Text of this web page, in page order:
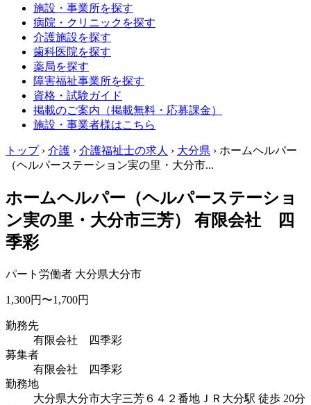
施設・事業所を探す
病院・クリニックを探す
介護施設を探す
歯科医院を探す
薬局を探す
障害福祉事業所を探す
資格・試験ガイド
掲載のご案内（掲載無料・応募課金）
施設・事業者様はこちら
トップ › 介護 › 介護福祉士の求人 › 大分県 › ホームヘルパー
（ヘルパーステーション実の里・大分市...
ホームヘルパー（ヘルパーステーショ
ン実の里・大分市三芳） 有限会社 四
季彩
パート労働者 大分県大分市
1,300円〜1,700円
勤務先
有限会社 四季彩
募集者
有限会社 四季彩
勤務地
大分県大分市大字三芳６４２番地 ＪＲ大分駅 徒歩 20分